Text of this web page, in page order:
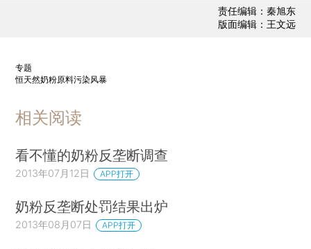
责任编辑：秦旭东
版面编辑：王文远
专题
恒天然奶粉原料污染风暴
相关阅读
看不懂的奶粉反垄断调查
2013年07月12日 APP打开
奶粉反垄断处罚结果出炉
2013年08月07日 APP打开